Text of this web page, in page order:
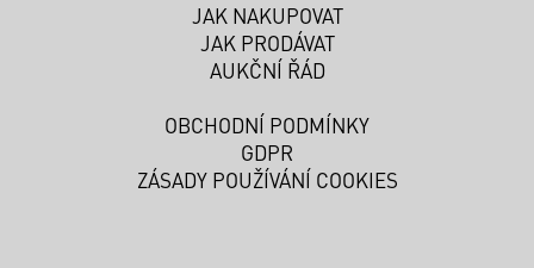
JAK NAKUPOVAT
JAK PRODÁVAT
AUKČNÍ ŘÁD
OBCHODNÍ PODMÍNKY
GDPR
ZÁSADY POUŽÍVÁNÍ COOKIES